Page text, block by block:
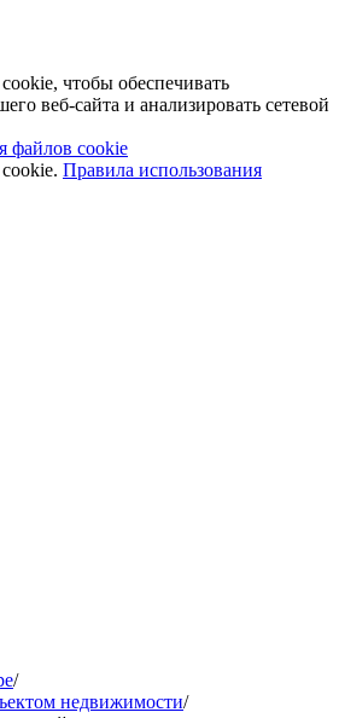
чтобы обеспечивать
веб-сайта и анализировать сетевой
файлов cookie
Правила использования
/
недвижимости/